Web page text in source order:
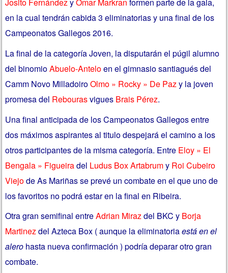
Josito FernándezyOmar Markran formen parte de la gala,
en la cual tendrán cabida 3 eliminatorias y una final de los
Campeonatos Gallegos 2016.
La final de la categoría Joven, la disputarán el púgil alumno
del binomioAbuelo-Anteloen el gimnasio santiagués del
Camm Novo MilladoiroOlmo » Rocky » De Pazy la joven
promesa del Rebourasvigues Brais Pérez.
Una final anticipada de los Campeonatos Gallegos entre
dos máximos aspirantes al titulo despejará el camino a los
otros participantes de la misma categoría. Entre Eloy » El
Bengala » Figueiradel Ludus Box Artabrumy Roi Cubeiro
Viejode As Mariñas se prevé un combate en el que uno de
los favoritos no podrá estar en la final en Ribeira.
Otra gran semifinal entreAdrian Mirazdel BKC y Borja
Martinezdel Azteca Box ( aunque la eliminatoriaestá en el
alero hasta nueva confirmación ) podría deparar otro gran
combate.